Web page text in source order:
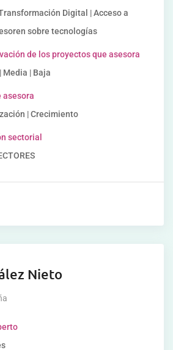
Digital | Acceso a
sobre tecnologías
de los proyectos que asesora
Media | Baja
asesora
| Crecimiento
sectorial
Nieto